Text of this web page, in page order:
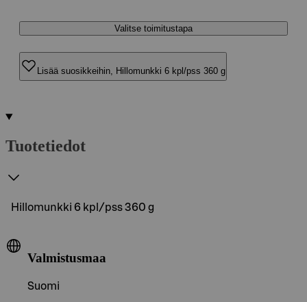
Valitse toimitustapa
Lisää suosikkeihin, Hillomunkki 6 kpl/pss 360 g
Tuotetiedot
Hillomunkki 6 kpl/pss 360 g
Valmistusmaa
Suomi